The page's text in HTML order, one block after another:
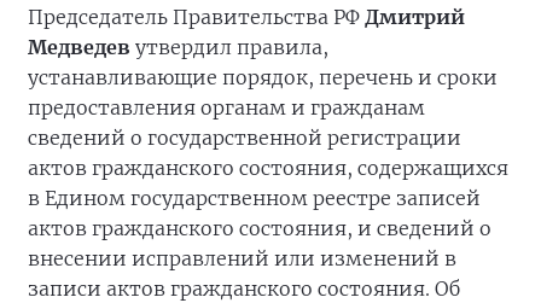
Председатель Правительства РФ Дмитрий
Медведев утвердил правила,
устанавливающие порядок, перечень и сроки
предоставления органам и гражданам
сведений о государственной регистрации
актов гражданского состояния, содержащихся
в Едином государственном реестре записей
актов гражданского состояния, и сведений о
внесении исправлений или изменений в
записи актов гражданского состояния. Об